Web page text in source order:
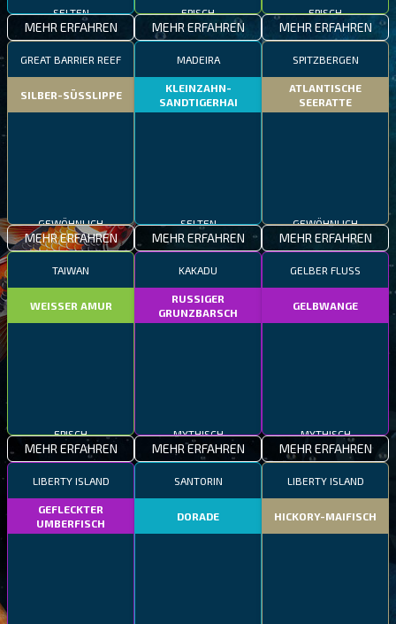
MEHR ERFAHREN MEHR ERFAHREN MEHR ERFAHREN
GREAT BARRIER REEF
SILBER-SÜSSLIPPE
MEHR ERFAHREN
MADEIRA
KLEINZAHN-
SANDTIGERHAI
MEHR ERFAHREN
SPITZBERGEN
ATLANTISCHE
SEERATTE
GEWÖHNLICH
MEHR ERFAHREN
TAIWAN
WEISSER AMUR
EPISCH
MEHR ERFAHREN
KAKADU
RUSSIGER
GRUNZBARSCH
MYTHISCH
MEHR ERFAHREN
GELBER FLUSS
GELBWANGE
MYTHISCH
MEHR ERFAHREN
LIBERTY ISLAND
GEFLECKTER
UMBERFISCH
SANTORIN
DORADE
LIBERTY ISLAND
HICKORY-MAIFISCH